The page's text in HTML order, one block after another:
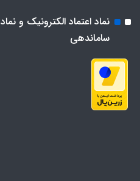
نماد اعتماد الکترونیک و نماد
ساماندهی